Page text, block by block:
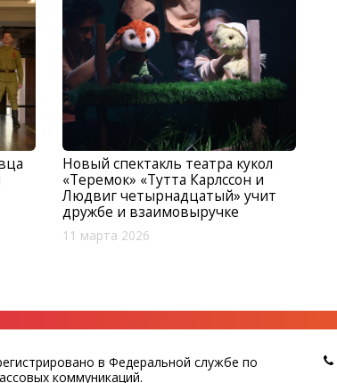
Новый спектакль театра кукол
«Теремок» «Тутта Карлссон и
Людвиг четырнадцатый» учит
дружбе и взаимовыручке
11 марта 2026
в Федеральной службе по
коммуникаций.